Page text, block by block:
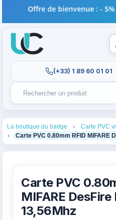
Rechercher un produit
Recherches récentes
(+33) 1 89 60 01 01
Offre de bienvenue : - 5%
La boutique du badge Carte PVC
Carte PVC 0.80mm RFID MIFARE
Carte PVC
MIFARE DesFire
13,56Mhz